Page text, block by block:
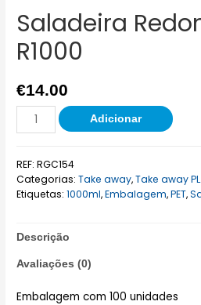
Saladeira
R1000
€14.00
Adicionar
REF:RGC154
Categorias:Take away,Take away
Etiquetas:1000ml,Embalagem,PET,
Descrição
Avaliações (0)
Embalagem com 100 unidades